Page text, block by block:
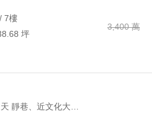
7樓
坪
3,400 萬